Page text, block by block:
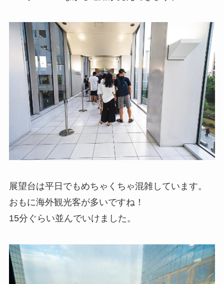
展望台は平日でもめちゃくちゃ混雑しています。
おもに海外観光客が多いですね！
15分ぐらい並んでいけました。